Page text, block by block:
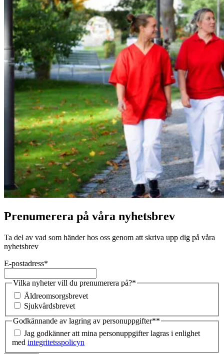
Prenumerera på våra nyhetsbrev
Ta del av vad som händer hos oss genom att skriva upp dig på våra
nyhetsbrev
E-postadress*
Vilka nyheter vill du prenumerera på?*
Äldreomsorgsbrevet
Sjukvårdsbrevet
Godkännande av lagring av personuppgifter**
Jag godkänner att mina personuppgifter lagras i enlighet
med integritetsspolicyn